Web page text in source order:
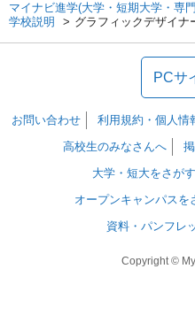
マイナビ進学(大学・短期大学・専
学校説明
グラフィックデザイナ
PCサ
お問い合わせ 利用規約・個人情
高校生のみなさんへ
大学・短大をさがす
オープンキャンパスを
資料・パンフレ
Copyright ©